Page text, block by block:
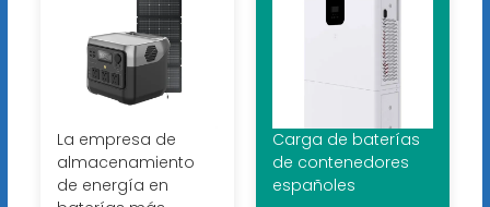
La empresa de
almacenamiento
de energía en
Carga de baterías
de contenedores
españoles